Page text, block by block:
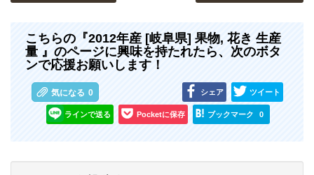
こちらの『2012年産 [岐阜県] 果物, 花き 生産
量 』のページに興味を持たれたら、次のボタ
ンで応援お願いします！
気になる 0 シェア ツイート
ラインで送る Pocketに保存 ブックマーク 0